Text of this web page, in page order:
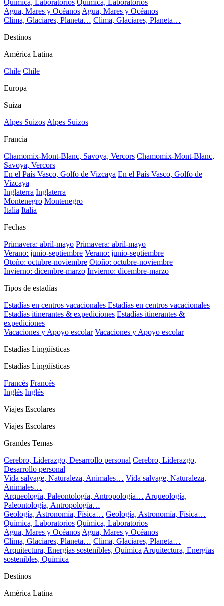
Química, Laboratorios Química, Laboratorios
Agua, Mares y OcéanosAgua, Mares y Océanos
Clima, Glaciares, Planeta… Clima, Glaciares, Planeta…
Destinos
América Latina
Chile Chile
Europa
Suiza
Alpes SuizosAlpes Suizos
Francia
Chamomix-Mont-Blanc, Savoya, Vercors Chamomix-Mont-Blanc,
Savoya, Vercors
En el País Vasco, Golfo de Vizcaya En el País Vasco, Golfo de
Vizcaya
Inglaterra Inglaterra
Montenegro Montenegro
Italia Italia
Fechas
Primavera: abril-mayo Primavera: abril-mayo
Verano: junio-septiembre Verano: junio-septiembre
Otoño: octubre-noviembre Otoño: octubre-noviembre
Invierno: dicembre-marzo Invierno: dicembre-marzo
Tipos de estadías
Estadías en centros vacacionales Estadías en centros vacacionales
Estadías itinerantes & expediciones Estadías itinerantes &
expediciones
Vacaciones y Apoyo escolar Vacaciones y Apoyo escolar
Estadías Lingüísticas
Estadías Lingüísticas
Francés Francés
Inglés Inglés
Viajes Escolares
Viajes Escolares
Grandes Temas
Cerebro, Liderazgo, Desarrollo personal Cerebro, Liderazgo,
Desarrollo personal
Vida salvage, Naturaleza, Animales… Vida salvage, Naturaleza,
Animales…
Arqueología, Paleontología, Antropología… Arqueología,
Paleontología, Antropología…
Geología, Astronomía, Física… Geología, Astronomía, Física…
Química, Laboratorios Química, Laboratorios
Agua, Mares y OcéanosAgua, Mares y Océanos
Clima, Glaciares, Planeta… Clima, Glaciares, Planeta…
Arquitectura, Energías sostenibles, QuímicaArquitectura, Energías
sostenibles, Química
Destinos
América Latina